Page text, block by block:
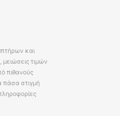
και
τιμών
πιθανούς
πάσα στιγμή